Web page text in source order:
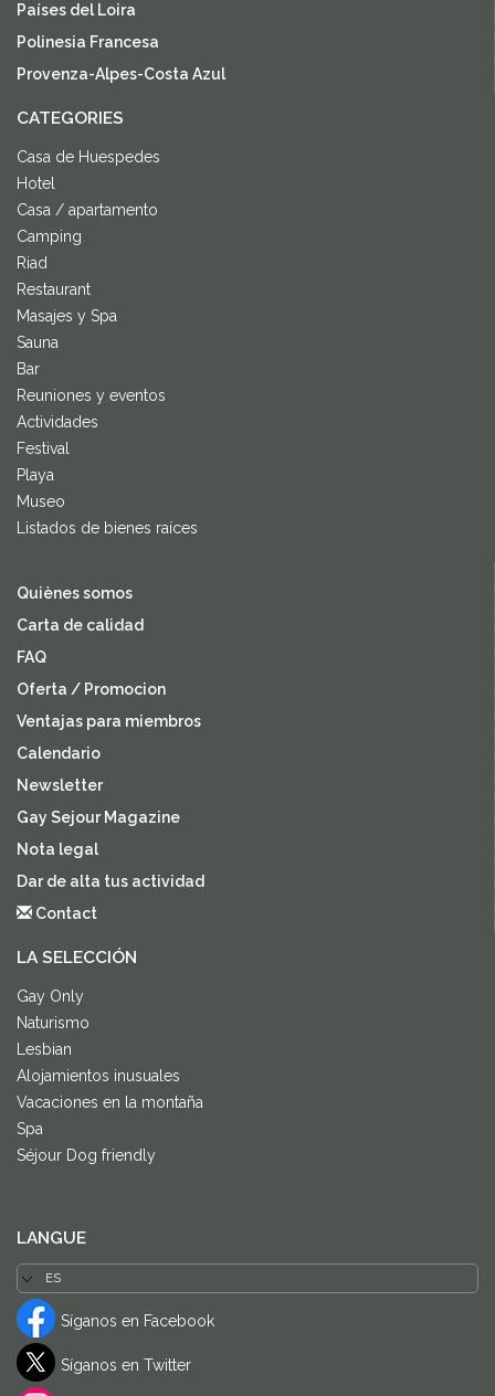
Países del Loira
Polinesia Francesa
Provenza-Alpes-Costa Azul
CATEGORIES
Casa de Huespedes
Hotel
Casa / apartamento
Camping
Riad
Restaurant
Masajes y Spa
Sauna
Bar
Reuniones y eventos
Actividades
Festival
Playa
Museo
Listados de bienes raíces
Quiènes somos
Carta de calidad
FAQ
Oferta / Promocion
Ventajas para miembros
Calendario
Newsletter
Gay Sejour Magazine
Nota legal
Dar de alta tus actividad
Contact
LA SELECCIÓN
Gay Only
Naturismo
Lesbian
Alojamientos inusuales
Vacaciones en la montaña
Spa
Séjour Dog friendly
LANGUE
Síganos en Facebook
Síganos en Twitter